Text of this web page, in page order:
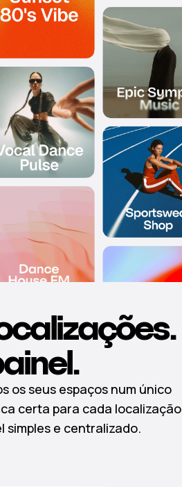
os seus espaços num único
certa para cada localização
simples e centralizado.